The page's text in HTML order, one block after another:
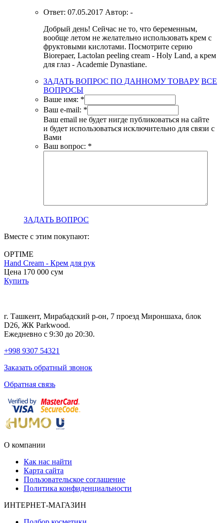
Ответ: 07.05.2017 Автор: -
Добрый день! Сейчас не то, что беременным,
вообще летом не желательно использовать крем с
фруктовыми кислотами. Посмотрите серию
Biorepaer, Lactolan peeling cream - Holy Land, а крем
для глаз - Academie Dynastiane.
ЗАДАТЬ ВОПРОС ПО ДАННОМУ ТОВАРУ ВСЕ
ВОПРОСЫ
Ваше имя: *
Ваш e-mail: *
Ваш email не будет нигде публиковаться на сайте
и будет использоваться исключительно для связи с
Вами
Ваш вопрос: *
ЗАДАТЬ ВОПРОС
Вместе с этим покупают:
OPTIME
Hand Cream - Крем для рук
Цена 170 000 сум
Купить
г. Ташкент, Мирабадский р-он, 7 проезд Мироншаха, блок
D26, ЖК Раrkwood.
Ежедневно с 9:30 до 20:30.
+998 9307 54321
Заказать обратный звонок
Обратная связь
О компании
Как нас найти
Карта сайта
Пользовательское соглашение
Политика конфиденциальности
ИНТЕРНЕТ-МАГАЗИН